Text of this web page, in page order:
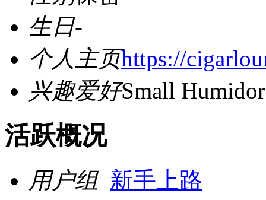
生日-
个人主页https://
兴趣爱好Small Humidor
活跃概况
用户组 新手上路